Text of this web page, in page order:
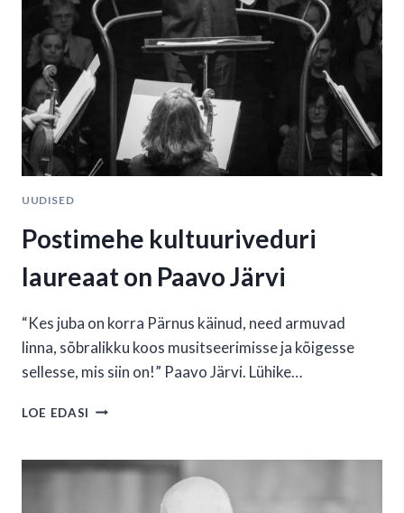
KONTSERTIDELE
UUDISED
Postimehe kultuuriveduri
laureaat on Paavo Järvi
“Kes juba on korra Pärnus käinud, need armuvad
linna, sõbralikku koos musitseerimisse ja kõigesse
sellesse, mis siin on!” Paavo Järvi. Lühike…
LOE EDASI POSTIMEHE
ON